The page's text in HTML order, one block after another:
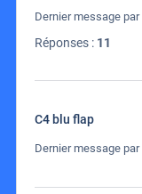
Dernier message par
Réponses : 11
C4 blu flap
Dernier message par